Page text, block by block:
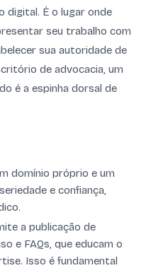
digital. É o lugar onde
seu trabalho com
sua autoridade de
de advocacia, um
é a espinha dorsal de
domínio próprio e um
e confiança,
a publicação de
e FAQs, que educam o
Isso é fundamental